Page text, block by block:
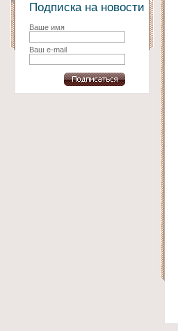
Подписка на новости
Ваше имя
Ваш e-mail